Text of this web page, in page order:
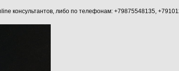
консультантов, либо по телефонам: +79875548135,